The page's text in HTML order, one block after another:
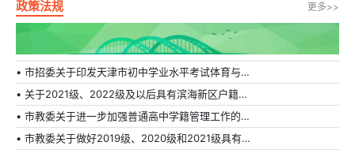
政策法规 更多>>
• 市招委关于印发天津市初中学业水平考试体育与健康科目补充方案的通知
• 关于2021级、2022级及以后具有滨海新区户籍在外省市普通高中就读学生转学的相关规定
• 市教委关于进一步加强普通高中学籍管理工作的通知
• 市教委关于做好2019级、2020级和2021级具有天津市户籍在外省市普通高中就读学生转学工作的通知